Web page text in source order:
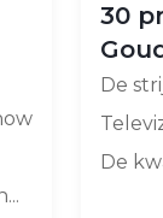
30
De
De